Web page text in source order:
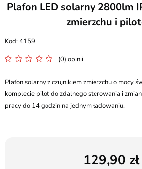
Plafon LED solarny 2800lm
zmierzchu i
4159
(0) opinii
Plafon solarny z czujnikiem zmierzchu o mocy
komplecie pilot do zdalnego sterowania i
pracy do 14 godzin na jednym ładowaniu.
129,90